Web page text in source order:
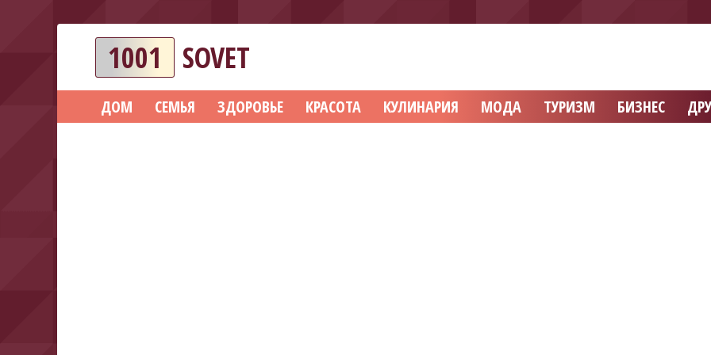
1001 SOVET
ДОМ СЕМЬЯ ЗДОРОВЬЕ КРАСОТА КУЛИНАРИЯ МОДА ТУРИЗМ БИЗНЕС